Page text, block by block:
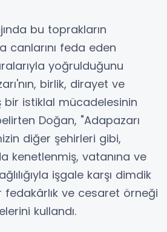
bu toprakların
canlarını feda eden
yoğrulduğunu
birlik, dirayet ve
bir istiklal mücadelesinin
Doğan, "Adapazarı
diğer şehirleri gibi,
kenetlenmiş, vatanına ve
işgale karşı dimdik
fedakârlık ve cesaret örneği
kullandı.